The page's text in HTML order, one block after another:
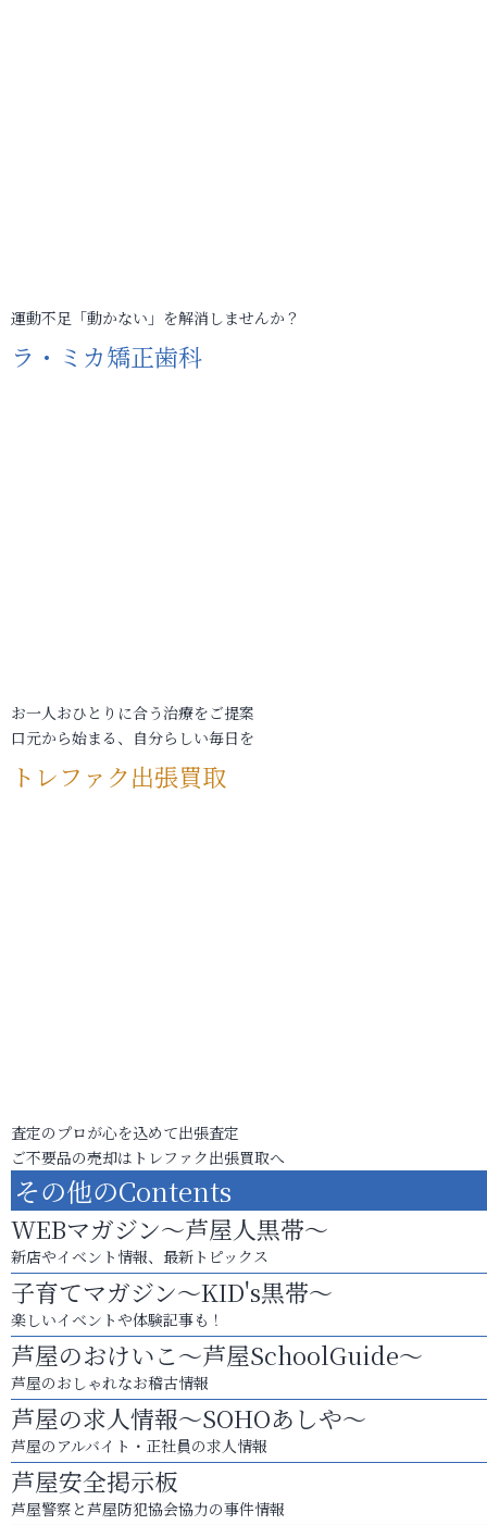
運動不足「動かない」を解消しませんか？
ラ・ミカ矯正歯科
お一人おひとりに合う治療をご提案
口元から始まる、自分らしい毎日を
トレファク出張買取
査定のプロが心を込めて出張査定
ご不要品の売却はトレファク出張買取へ
その他のContents
WEBマガジン～芦屋人黒帯～
新店やイベント情報、最新トピックス
子育てマガジン～KID's黒帯～
楽しいイベントや体験記事も！
芦屋のおけいこ～芦屋SchoolGuide～
芦屋のおしゃれなお稽古情報
芦屋の求人情報～SOHOあしや～
芦屋のアルバイト・正社員の求人情報
芦屋安全掲示板
芦屋警察と芦屋防犯協会協力の事件情報